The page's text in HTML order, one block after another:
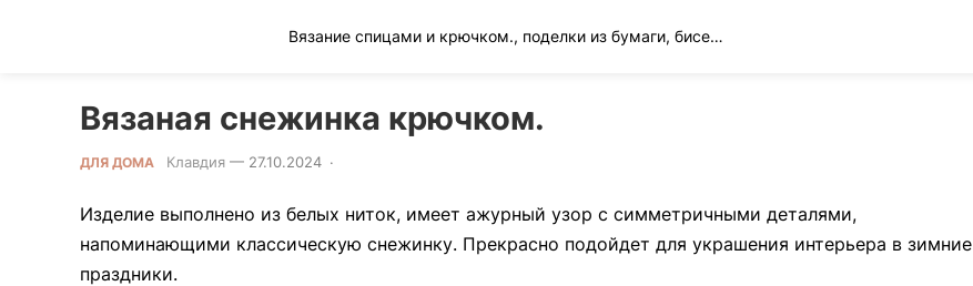
Вязание спицами и крючком., поделки из бумаги, бисера и многое другое
Вязаная снежинка крючком.
ДЛЯ ДОМА Клавдия — 27.10.2024 ·
Изделие выполнено из белых ниток, имеет ажурный узор с симметричными деталями,
напоминающими классическую снежинку. Прекрасно подойдет для украшения интерьера в зимние
праздники.